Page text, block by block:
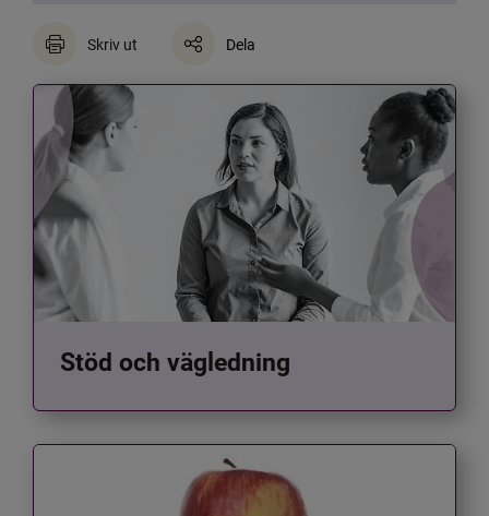
Skriv ut Dela
Stöd och vägledning